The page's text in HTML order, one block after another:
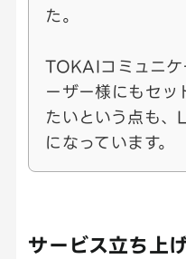
た。
TOKAIコミュニケ
ーザー様にもセッ
たいという点も
になっています。
サービス立ち上